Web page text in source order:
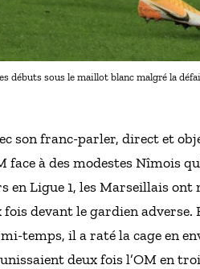
débuts sous le maillot blanc malgré la
son franc-parler, direct et
face à des modestes Nîmois
en Ligue 1, les Marseillais
devant le gardien
temps, il a raté la cage en
deux fois l’OM en